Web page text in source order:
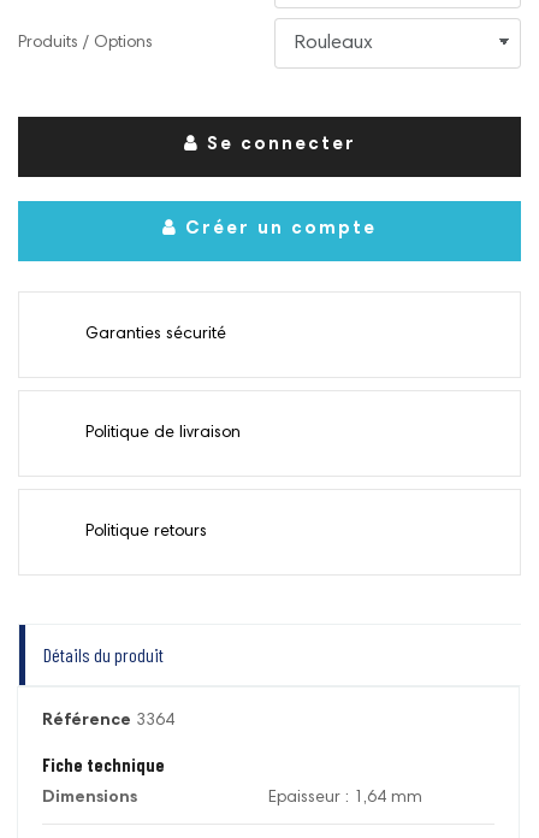
Produits / Options
Se connecter
Créer un compte
Garanties sécurité
Politique de livraison
Politique retours
Détails du produit
Référence 3364
Fiche technique
Dimensions Epaisseur : 1,64 mm